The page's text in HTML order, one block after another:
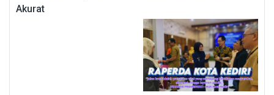
Akurat